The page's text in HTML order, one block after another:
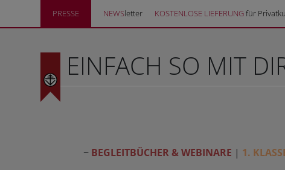
PRESSE NEWSletter KOSTENLOSE LIEFERUNGfür
EINFACH SO MIT
~ BEGLEITBÜCHER & WEBINARE | 1.